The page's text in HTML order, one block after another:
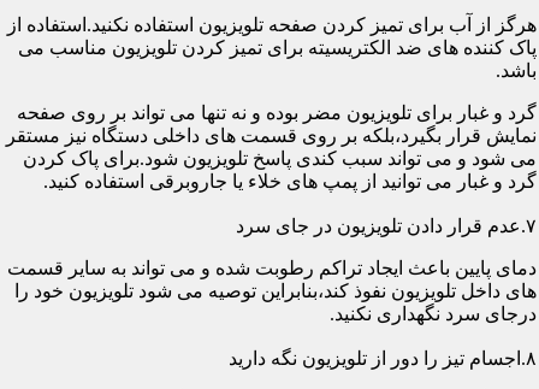
هرگز از آب برای تمیز کردن صفحه تلویزیون استفاده نکنید.استفاده از
پاک کننده های ضد الکتریسیته برای تمیز کردن تلویزیون مناسب می
باشد.
گرد و غبار برای تلویزیون مضر بوده و نه تنها می تواند بر روی صفحه
نمایش قرار بگیرد،بلکه بر روی قسمت های داخلی دستگاه نیز مستقر
می شود و می تواند سبب کندی پاسخ تلویزیون شود.برای پاک کردن
گرد و غبار می توانید از پمپ های خلاء یا جاروبرقی استفاده کنید.
۷.عدم قرار دادن تلویزیون در جای سرد
دمای پایین باعث ایجاد تراکم رطوبت شده و می تواند به سایر قسمت
های داخل تلویزیون نفوذ کند،بنابراین توصیه می شود تلویزیون خود را
درجای سرد نگهداری نکنید.
۸.اجسام تیز را دور از تلویزیون نگه دارید